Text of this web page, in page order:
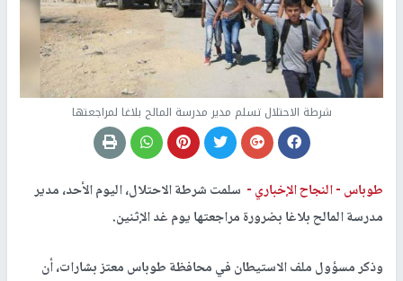
شرطة الاحتلال تسلم مدير مدرسة المالح بلاغا لمراجعتها
طوباس -النجاح الإخباري - سلمت شرطة الاحتلال، اليوم الأحد، مدير
مدرسة المالح بلاغا بضرورة مراجعتها يوم غد الإثنين.
وذكر مسؤول ملف الاستيطان في محافظة طوباس معتز بشارات، أن